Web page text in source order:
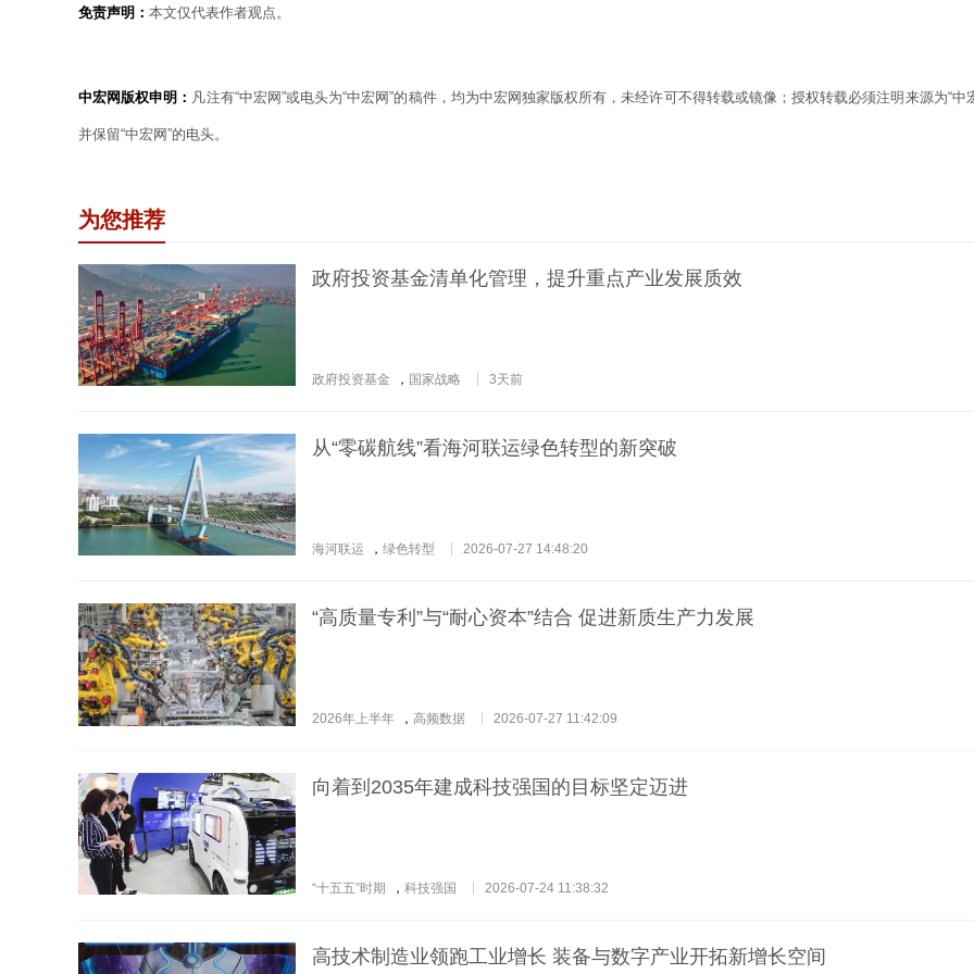
免责声明： 本文仅代表作者观点。
中宏网版权申明： 凡注有“中宏网”或电头为“中宏网”的稿件，均为中宏网独家版权所有，未经许可不得转载或镜像；授权转载必须注明来源为“中
并保留“中宏网”的电头。
为您推荐
政府投资基金清单化管理，提升重点产业发展质效
政府投资基金 ， 国家战略 3天前
从“零碳航线”看海河联运绿色转型的新突破
海河联运 ， 绿色转型 2026-07-27 14:48:20
“高质量专利”与“耐心资本”结合 促进新质生产力发展
2026年上半年 ， 高频数据 2026-07-27 11:42:09
向着到2035年建成科技强国的目标坚定迈进
“十五五”时期 ， 科技强国 2026-07-24 11:38:32
高技术制造业领跑工业增长 装备与数字产业开拓新增长空间